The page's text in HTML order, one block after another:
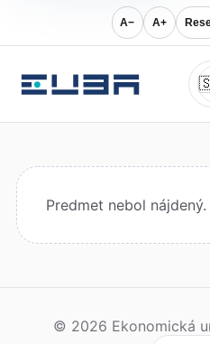
A− A+
Predmet nebol nájdený.
© 2026 Ekonomická